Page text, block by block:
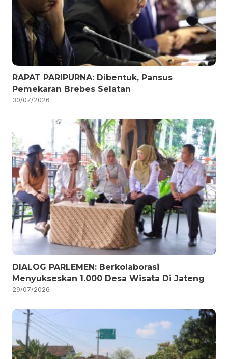
RAPAT PARIPURNA: Dibentuk, Pansus
Pemekaran Brebes Selatan
30/07/2026
DIALOG PARLEMEN: Berkolaborasi
Menyukseskan 1.000 Desa Wisata Di Jateng
29/07/2026